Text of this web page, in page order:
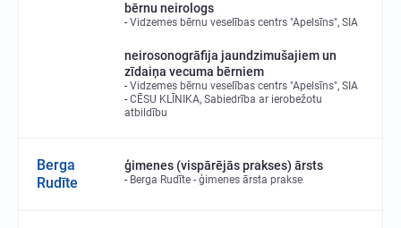
bērnu neirologs
Vidzemes bērnu veselības centrs "Apelsīns", SIA
neirosonogrāfija jaundzimušajiem un
zīdaiņa vecuma bērniem
Vidzemes bērnu veselības centrs "Apelsīns", SIA
CĒSU KLĪNIKA, Sabiedrība ar ierobežotu
atbildību
Berga
Rudīte
ģimenes (vispārējās prakses) ārsts
Berga Rudīte - ģimenes ārsta prakse